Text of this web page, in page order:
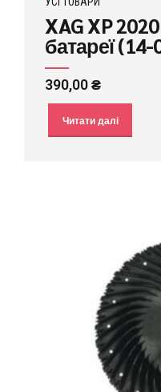
XAG XP
батареї
390,00₴
Читати далі